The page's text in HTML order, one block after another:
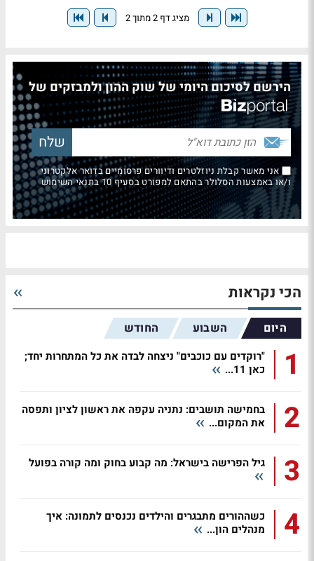
מציג דף 2 מתוך 2
הירשם לסיכום היומי של שוק ההון ולמבזקים של
אני מאשר קבלת ניוזלטרים ודיוורים פרסומיים בדואר אלקטרוני
ו/או באמצעות הסלולר בהתאם למפורט בסעיף 10 בתנאי השימוש
הכי נקראות
היום השבוע החודש
1
"רוקדים עם כוכבים" ניצחה לבדה את כל המתחרות יחד;
כאן 11...
2
בחמישה תושבים: נתניה עקפה את ראשון לציון ותפסה
את המקום...
3 גיל הפרישה בישראל: מה קבוע בחוק ומה קורה בפועל
4
כשההורים מתבגרים והילדים נכנסים לתמונה: איך
מנהלים הון...